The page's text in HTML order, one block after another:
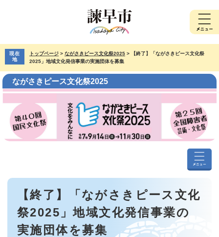
先
で
す。
を
ば
し
て
現在
地
トップページ > ながさきピース文化祭2025 >
【終了】「ながさきピース文化祭
2025」地域文化発信事業の実施団体を募集
ながさきピース文化祭2025
な
き
ー
本
【終了】「ながさきピース文化
祭2025」地域文化発信事業の
実施団体を募集